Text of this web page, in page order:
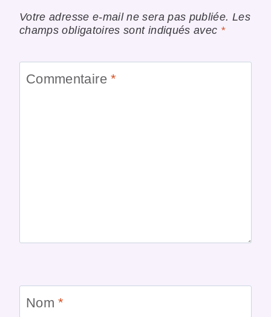
Votre adresse e-mail ne sera pas publiée. Les
champs obligatoires sont indiqués avec *
Commentaire*
Nom*